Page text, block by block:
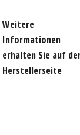
Weitere
Informationen
erhalten Sie auf
Herstellerseite